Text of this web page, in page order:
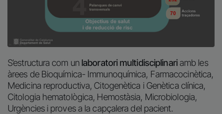
S’estructura com un laboratori multidisciplinariamb les
àrees de Bioquímica- Immunoquímica, Farmacocinètica,
Medicina reproductiva, Citogenètica i Genètica clínica,
Citologia hematològica, Hemostàsia, Microbiologia,
Urgències i proves a la capçalera del pacient.